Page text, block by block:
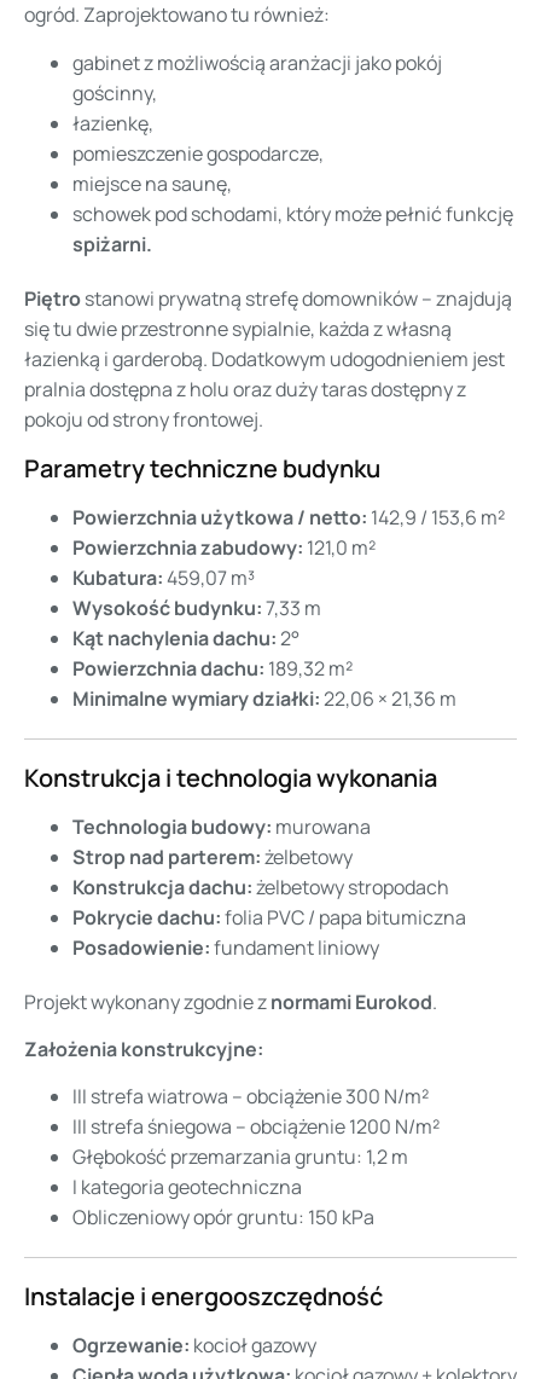
ogród. Zaprojektowano tu również:
gabinet z możliwością aranżacji jako pokój
gościnny,
łazienkę,
pomieszczenie gospodarcze,
miejsce na saunę,
schowek pod schodami, który może pełnić funkcję
spiżarni.
Piętrostanowi prywatną strefę domowników – znajdują
się tu dwie przestronne sypialnie, każda z własną
łazienką i garderobą. Dodatkowym udogodnieniem jest
pralnia dostępna z holu oraz duży taras dostępny z
pokoju od strony frontowej.
Parametry techniczne budynku
Powierzchnia użytkowa / netto: 142,9 / 153,6 m²
Powierzchnia zabudowy: 121,0 m²
Kubatura:459,07 m³
Wysokość budynku:7,33 m
Kąt nachylenia dachu:2°
Powierzchnia dachu: 189,32 m²
Minimalne wymiary działki:22,06 × 21,36 m
Konstrukcja i technologia wykonania
Technologia budowy: murowana
Strop nad parterem:żelbetowy
Konstrukcja dachu:żelbetowy stropodach
Pokrycie dachu:folia PVC / papa bitumiczna
Posadowienie:fundament liniowy
Projekt wykonany zgodnie znormami Eurokod.
Założenia konstrukcyjne:
III strefa wiatrowa – obciążenie 300 N/m²
III strefa śniegowa – obciążenie 1200 N/m²
Głębokość przemarzania gruntu: 1,2 m
I kategoria geotechniczna
Obliczeniowy opór gruntu: 150 kPa
Instalacje i energooszczędność
Ogrzewanie: kocioł gazowy